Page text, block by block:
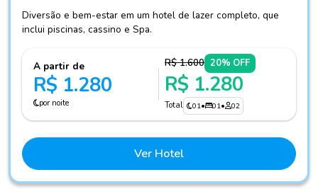
Diversão e bem-estar em um hotel de lazer completo, que
inclui piscinas, cassino e Spa.
A partir de
R$ 1.280
por noite
R$ 1.600 20% OFF
R$ 1.280
Total 01• 01• 02
Ver Hotel